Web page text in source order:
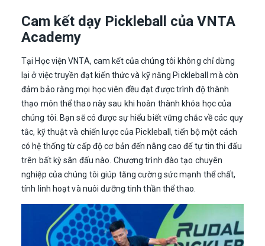
Cam kết dạy Pickleball của VNTA
Academy
Tại Học viện VNTA, cam kết của chúng tôi không chỉ dừng
lại ở việc truyền đạt kiến ​​thức và kỹ năng Pickleball mà còn
đảm bảo rằng mọi học viên đều đạt được trình độ thành
thạo môn thể thao này sau khi hoàn thành khóa học của
chúng tôi. Bạn sẽ có được sự hiểu biết vững chắc về các quy
tắc, kỹ thuật và chiến lược của Pickleball, tiến bộ một cách
có hệ thống từ cấp độ cơ bản đến nâng cao để tự tin thi đấu
trên bất kỳ sân đấu nào. Chương trình đào tạo chuyên
nghiệp của chúng tôi giúp tăng cường sức mạnh thể chất,
tính linh hoạt và nuôi dưỡng tinh thần thể thao.